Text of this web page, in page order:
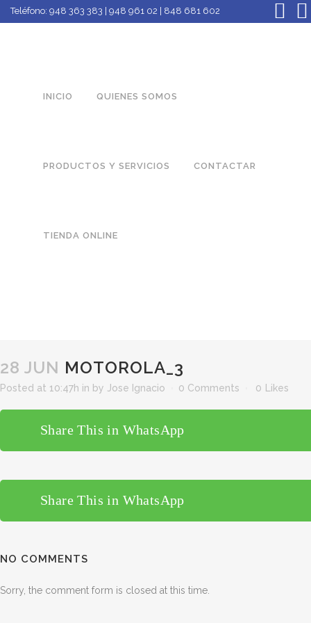
Teléfono: 948 363 383 | 948 961 02 | 848 681 602
INICIO QUIENES SOMOS
PRODUCTOS Y SERVICIOS CONTACTAR
TIENDA ONLINE
28 JUN MOTOROLA_3
Posted at 10:47h in by Jose Ignacio 0 Comments 0 Likes
Share This in WhatsApp
Share This in WhatsApp
NO COMMENTS
Sorry, the comment form is closed at this time.